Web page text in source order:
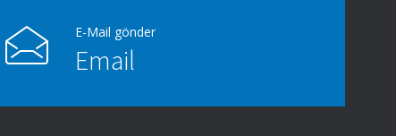
E-Mail gönder
Email